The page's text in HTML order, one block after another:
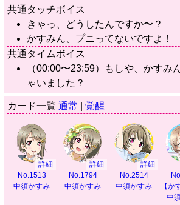
共通タッチボイス
きゃっ、どうしたんですか〜？
かすみん、プニってないですよ！
共通タイムボイス
（00:00〜23:59）もしや、かすみ
ゃいました？
カード一覧 通常 覚醒
詳細
No.1513
中須かすみ
詳細
No.1794
中須かすみ
詳細
No.2514
中須かすみ
【か
中